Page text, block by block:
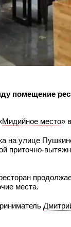
помещение
Мидийное место»
на улице
приточно-
места.